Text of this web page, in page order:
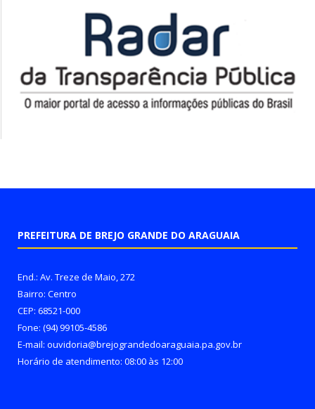
PREFEITURA DE BREJO GRANDE DO ARAGUAIA
End.: Av. Treze de Maio, 272
Bairro: Centro
CEP: 68521-000
Fone: (94) 99105-4586
E-mail: ouvidoria@brejograndedoaraguaia.pa.gov.br
Horário de atendimento: 08:00 às 12:00